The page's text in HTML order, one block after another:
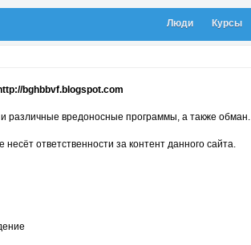
Люди Курсы
bghbbvf.blogspot.com
различные вредоносные программы, а также обман.
ответственности за контент данного сайта.